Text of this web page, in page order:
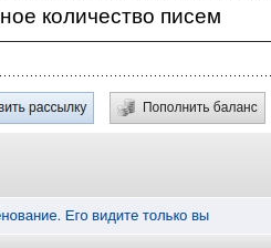
количество писем